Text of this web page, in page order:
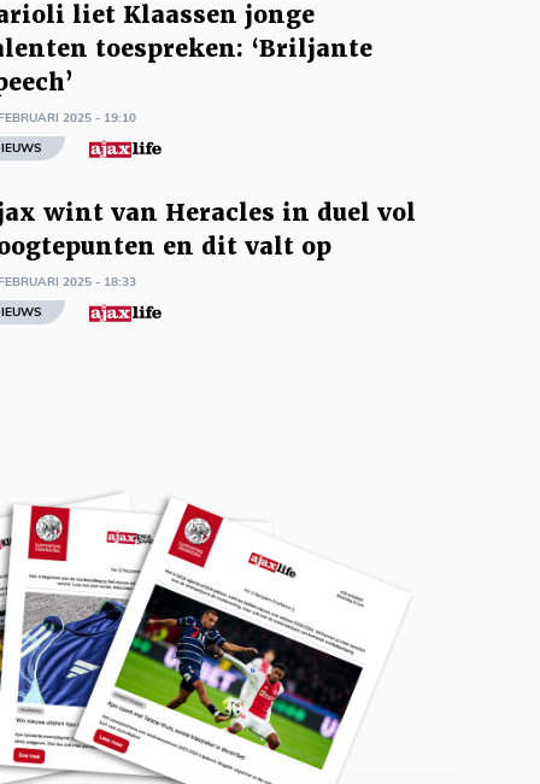
liet Klaassen jonge
toespreken: ‘Briljante
2025 - 19:10
wint van Heracles in duel vol
en dit valt op
2025 - 18:33